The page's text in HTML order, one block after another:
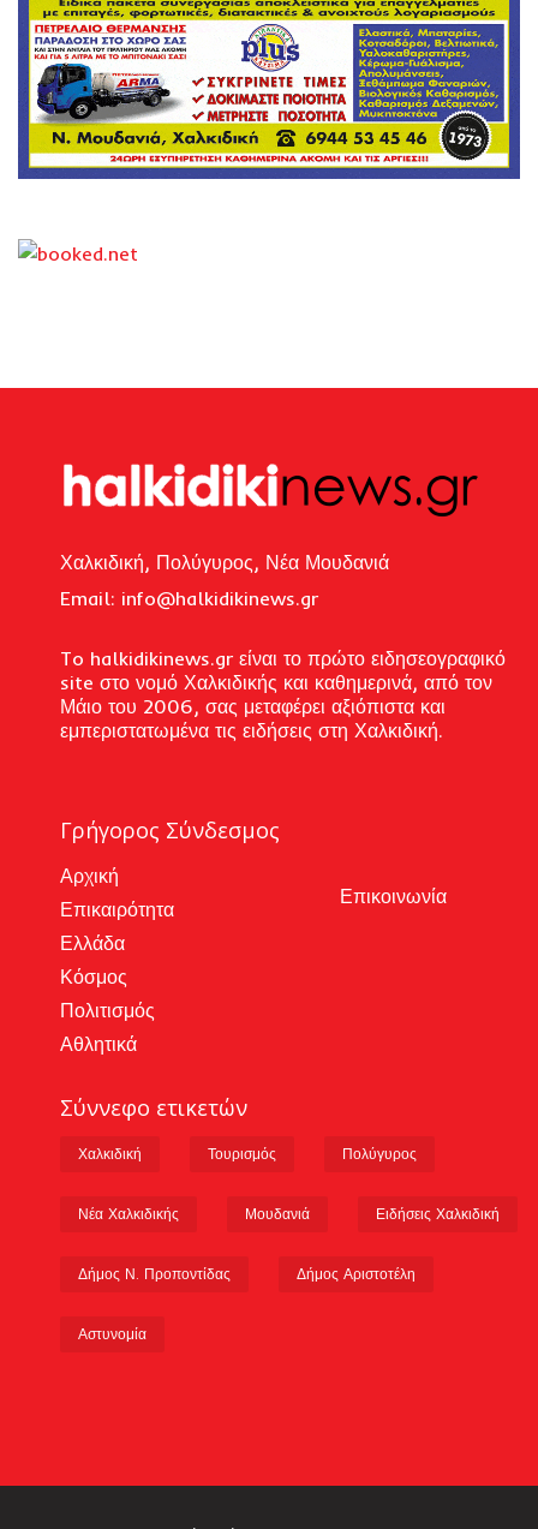
Χαλκιδική, Πολύγυρος, Νέα Μουδανιά
Email: info@halkidikinews.gr
To halkidikinews.gr είναι το πρώτο ειδησεογραφικό
site στο νομό Χαλκιδικής και καθημερινά, από τον
Μάιο του 2006, σας μεταφέρει αξιόπιστα και
εμπεριστατωμένα τις ειδήσεις στη Χαλκιδική.
Γρήγορος Σύνδεσμος
Αρχική
Επικαιρότητα
Ελλάδα
Κόσμος
Πολιτισμός
Αθλητικά
Επικοινωνία
Σύννεφο ετικετών
Χαλκιδική Τουρισμός Πολύγυρος
Νέα Χαλκιδικής Μουδανιά Ειδήσεις Χαλκιδική
Δήμος Ν. Προποντίδας Δήμος Αριστοτέλη
Αστυνομία